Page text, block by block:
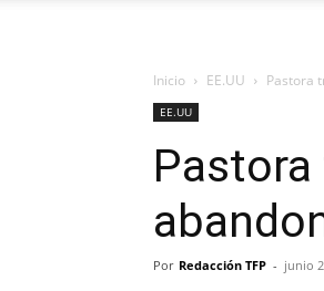
Inicio EE.UU Pastora
EE.UU
Por Redacción TFP - junio